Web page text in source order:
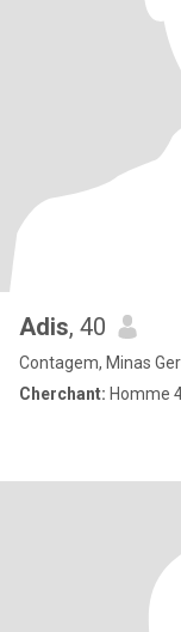
Adis, 40
Contagem, Minas
Cherchant: Homme